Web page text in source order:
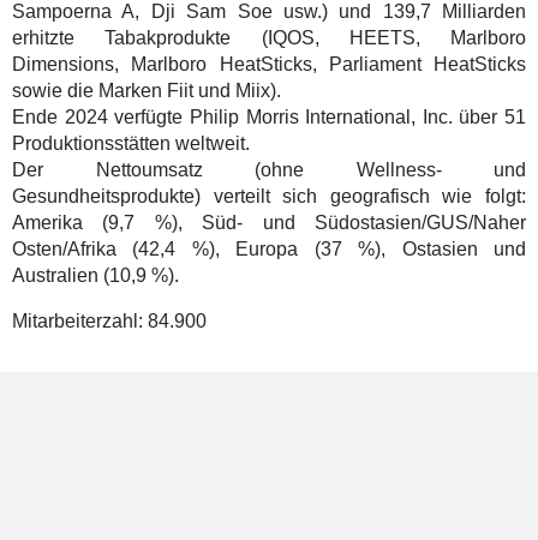
Sampoerna A, Dji Sam Soe usw.) und 139,7 Milliarden
erhitzte Tabakprodukte (IQOS, HEETS, Marlboro
Dimensions, Marlboro HeatSticks, Parliament HeatSticks
sowie die Marken Fiit und Miix).
Ende 2024 verfügte Philip Morris International, Inc. über 51
Produktionsstätten weltweit.
Der Nettoumsatz (ohne Wellness- und
Gesundheitsprodukte) verteilt sich geografisch wie folgt:
Amerika (9,7 %), Süd- und Südostasien/GUS/Naher
Osten/Afrika (42,4 %), Europa (37 %), Ostasien und
Australien (10,9 %).
Mitarbeiterzahl: 84.900